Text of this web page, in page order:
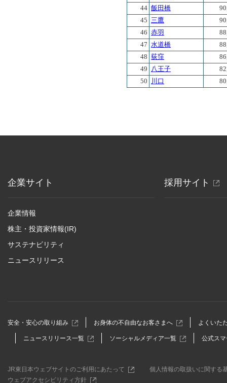
44 飯田橋
45
三鷹
46 赤羽
47 水道橋
48 荻窪
49
八王子
50
川口
企業サイト
企業情報
株主・投資家情報(IR)
サステナビリティ
ニュースリリース
採用サイト 別
す
安全・安心の取り組み 別
ィ
ウ
お身体の不自由なお客さまへ 別
ィ
ウ
よくいた
ニュースリリース一覧別
ド
ソーシャルメディア一覧別
ド
公式ス
JR東日本ウェブサイトのご利用にあたって 別
個人情報の取扱いに関する
ウェブアクセシビリティ方針別